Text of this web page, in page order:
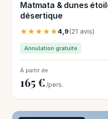
Matmata & dunes
désertique
★★★★★4,9(21 avis)
Annulation gratuite
À partir de
165 € /pers.